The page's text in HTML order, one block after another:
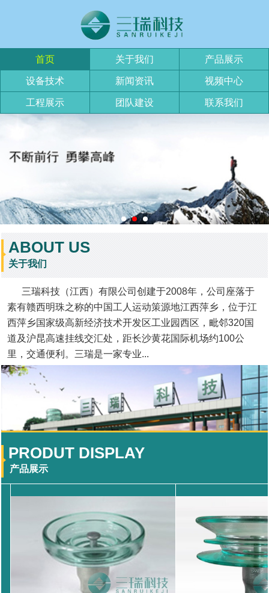
首页 关于我们 产品展示
设备技术 新闻资讯 视频中心
工程展示 团队建设 联系我们
ABOUT US
关于我们
三瑞科技（江西）有限公司创建于2008年，公司座落于
素有赣西明珠之称的中国工人运动策源地江西萍乡，位于江
西萍乡国家级高新经济技术开发区工业园西区，毗邻320国
道及沪昆高速挂线交汇处，距长沙黄花国际机场约100公
里，交通便利。三瑞是一家专业...
PRODUT DISPLAY
产品展示